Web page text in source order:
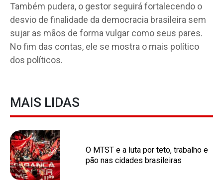
Também pudera, o gestor seguirá fortalecendo o
desvio de finalidade da democracia brasileira sem
sujar as mãos de forma vulgar como seus pares.
No fim das contas, ele se mostra o mais político
dos políticos.
MAIS LIDAS
O MTST e a luta por teto, trabalho e
pão nas cidades brasileiras